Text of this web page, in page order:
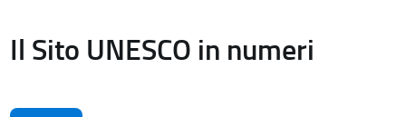
Il Sito UNESCO in numeri